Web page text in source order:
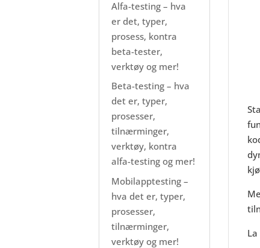
Alfa-testing – hva
er det, typer,
prosess, kontra
beta-tester,
verktøy og mer!
Beta-testing – hva
det er, typer,
prosesser,
tilnærminger,
verktøy, kontra
alfa-testing og mer!
Mobilapptesting –
hva det er, typer,
prosesser,
tilnærminger,
verktøy og mer!